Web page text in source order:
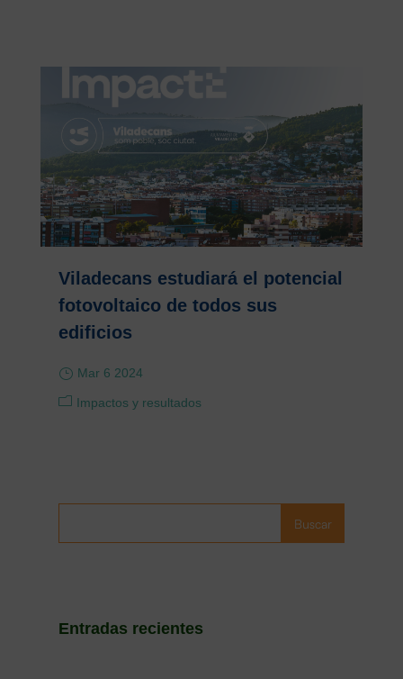
Viladecans estudiará el potencial
fotovoltaico de todos sus
edificios
Mar 6 2024
Impactos y resultados
Buscar
Entradas recientes